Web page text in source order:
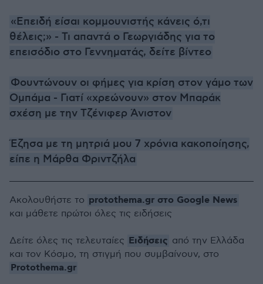
«Επειδή είσαι κομμουνιστής κάνεις ό,τι
θέλεις;» - Τι απαντά ο Γεωργιάδης για το
επεισόδιο στο Γεννηματάς, δείτε βίντεο
Φουντώνουν οι φήμες για κρίση στον γάμο των
Ομπάμα - Γιατί «χρεώνουν» στον Μπαράκ
σχέση με την Τζένιφερ Άνιστον
Έζησα με τη μητριά μου 7 χρόνια κακοποίησης,
είπε η Μάρθα Φριντζήλα
Ακολουθήστε το protothema.gr στο Google News
και μάθετε πρώτοι όλες τις ειδήσεις
Δείτε όλες τις τελευταίες Ειδήσεις από την Ελλάδα
και τον Κόσμο, τη στιγμή που συμβαίνουν, στο
Protothema.gr